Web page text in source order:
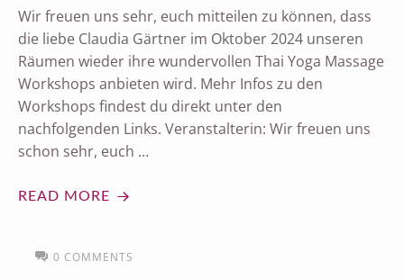
Wir freuen uns sehr, euch mitteilen zu können, dass
die liebe Claudia Gärtner im Oktober 2024 unseren
Räumen wieder ihre wundervollen Thai Yoga Massage
Workshops anbieten wird. Mehr Infos zu den
Workshops findest du direkt unter den
nachfolgenden Links. Veranstalterin: Wir freuen uns
schon sehr, euch …
READ MORE
0 COMMENTS